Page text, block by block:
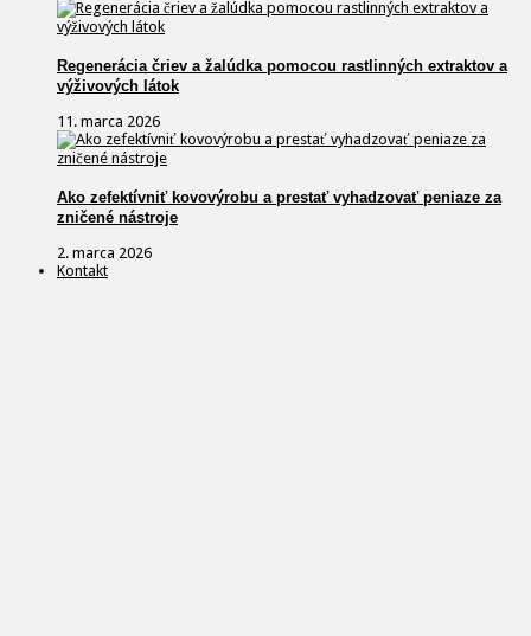
Regenerácia čriev a žalúdka pomocou rastlinných extraktov a
výživových látok
11. marca 2026
Ako zefektívniť kovovýrobu a prestať vyhadzovať peniaze za
zničené nástroje
2. marca 2026
Kontakt